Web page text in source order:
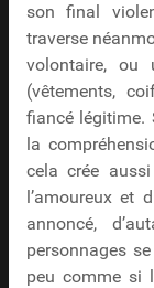
son final
traverse
volontaire, ou
(vêtements,
fiancé légitime.
la
cela crée
l’amoureux et
annoncé,
personnages
peu comme si